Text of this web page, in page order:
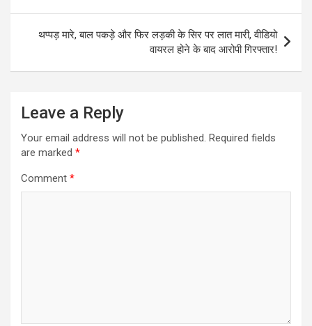
थप्पड़ मारे, बाल पकड़े और फिर लड़की के सिर पर लात मारी, वीडियो
वायरल होने के बाद आरोपी गिरफ्तार!
Leave a Reply
Your email address will not be published. Required fields
are marked *
Comment *